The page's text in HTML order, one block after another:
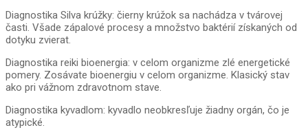
Diagnostika Silva krúžky: čierny krúžok sa nachádza v tvárovej
časti. Všade zápalové procesy a množstvo baktérií získaných od
dotyku zvierat.
Diagnostika reiki bioenergia: v celom organizme zlé energetické
pomery. Zosávate bioenergiu v celom organizme. Klasický stav
ako pri vážnom zdravotnom stave.
Diagnostika kyvadlom: kyvadlo neobkresľuje žiadny orgán, čo je
atypické.